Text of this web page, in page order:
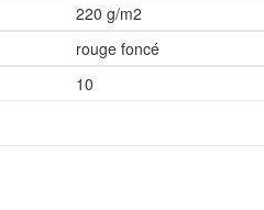
220 g/m2
rouge foncé
10